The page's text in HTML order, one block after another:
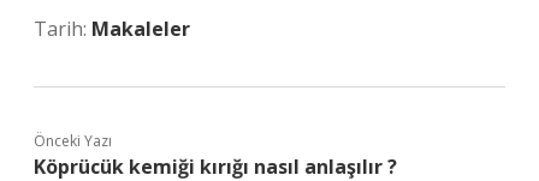
Tarih: Makaleler
Önceki Yazı
Köprücük kemiği kırığı nasıl anlaşılır ?